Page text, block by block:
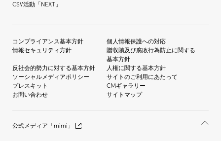
CSV活動「NEXT」
コンプライアンス基本方針
個人情報保護への対応
情報セキュリティ方針
贈収賄及び腐敗行為防止に関する
基本方針
反社会的勢力に対する基本方針
人権に関する基本方針
ソーシャルメディアポリシー
サイトのご利用にあたって
プレスキット
CMギャラリー
お問い合わせ
サイトマップ
公式メディア「mimi」